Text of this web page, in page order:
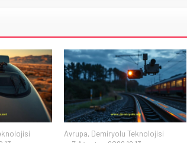
Avrupa, Demiryolu Teknolojisi